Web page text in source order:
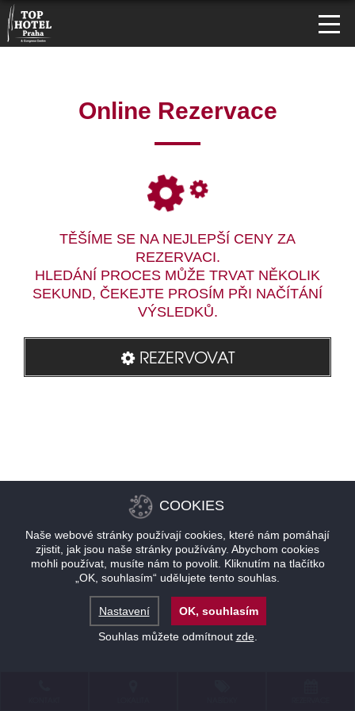
Online Rezervace
TĚŠÍME SE NA NEJLEPŠÍ CENY ZA
REZERVACI.
HLEDÁNÍ PROCES MŮŽE TRVAT NĚKOLIK
SEKUND, ČEKEJTE PROSÍM PŘI NAČÍTÁNÍ
VÝSLEDKŮ.
REZERVOVAT
COOKIES
Naše webové stránky používají cookies, které nám pomáhají
zjistit, jak jsou naše stránky používány. Abychom cookies
mohli používat, musíte nám to povolit. Kliknutím na tlačítko
„OK, souhlasím“ udělujete tento souhlas.
Nastavení
OK, souhlasím
Souhlas můžete odmítnout zde.